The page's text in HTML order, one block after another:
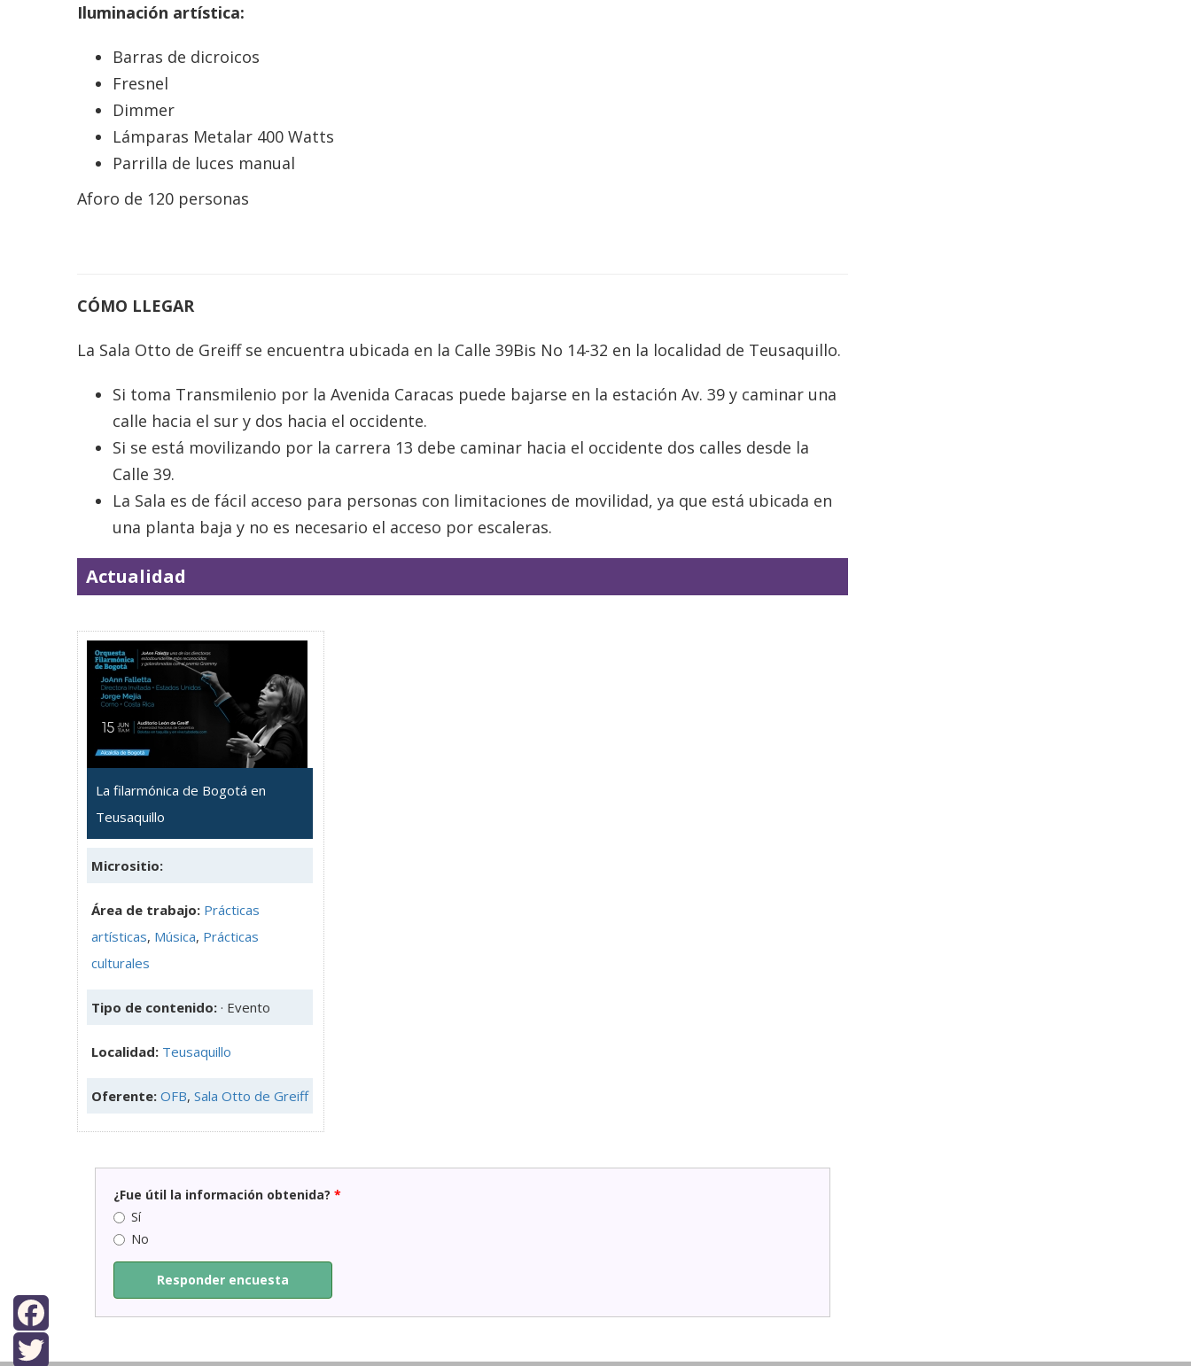
Iluminación artística:
Barras de dicroicos
Fresnel
Dimmer
Lámparas Metalar 400 Watts
Parrilla de luces manual
Aforo de 120 personas
CÓMO LLEGAR
La Sala Otto de Greiff se encuentra ubicada en la Calle 39Bis No 14-32 en la localidad de Teusaquillo.
Si toma Transmilenio por la Avenida Caracas puede bajarse en la estación Av. 39 y caminar una
calle hacia el sur y dos hacia el occidente.
Si se está movilizando por la carrera 13 debe caminar hacia el occidente dos calles desde la
Calle 39.
La Sala es de fácil acceso para personas con limitaciones de movilidad, ya que está ubicada en
una planta baja y no es necesario el acceso por escaleras.
Actualidad
La filarmónica de Bogotá en
Teusaquillo
Micrositio:
Área de trabajo: Prácticas
artísticas, Música, Prácticas
culturales
Tipo de contenido: · Evento
Localidad: Teusaquillo
Oferente: OFB, Sala Otto de Greiff
Facebook
¿Fue útil la información obtenida? *
Sí
No
Responder encuesta